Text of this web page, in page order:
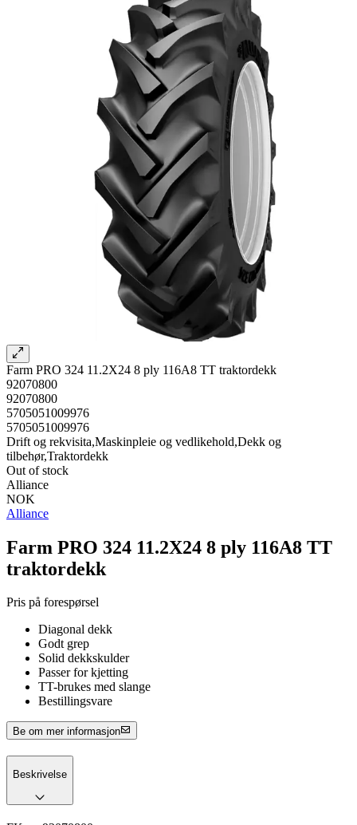
Farm PRO 324 11.2X24 8 ply 116A8 TT traktordekk
92070800
92070800
5705051009976
5705051009976
Drift og rekvisita,Maskinpleie og vedlikehold,Dekk og
tilbehør,Traktordekk
Out of stock
Alliance
NOK
Alliance
Farm PRO 324 11.2X24 8 ply 116A8 TT
traktordekk
Pris på forespørsel
Diagonal dekk
Godt grep
Solid dekkskulder
Passer for kjetting
TT-brukes med slange
Bestillingsvare
Be om mer informasjon
Beskrivelse